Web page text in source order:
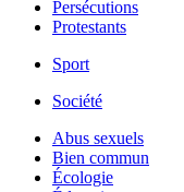
Persécutions
Protestants
Sport
Société
Abus sexuels
Bien commun
Écologie